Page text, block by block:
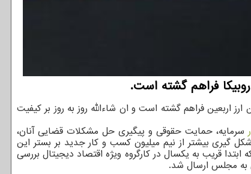
اربعین فراهم گشته است و ان شاءالله روز به روز بر کیفیت
سرمایه، حمایت حقوقی و پیگیری حل مشکلات قضایی آنان،
گیری بیشتر از نیم میلیون کسب و کار جدید بر بستر این
قریب به یکسال در کارگروه ویژه اقتصاد دیجیتال بررسی
به مجلس ارسال شد.